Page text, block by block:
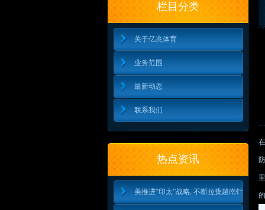
栏目分类
关于亿兆体育
业务范围
最新动态
联系我们
热点资讯
美推进“印太”战略, 不断拉拢越南针